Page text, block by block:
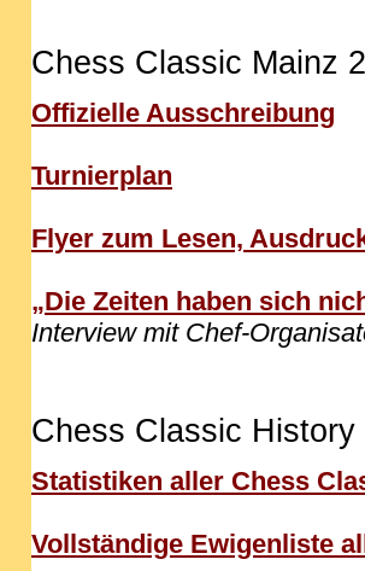
Chess Classic Mainz
Offizielle Ausschreibung
Turnierplan
Flyer zum Lesen,
„Die Zeiten haben sich
Interview mit Chef-
Chess Classic History
Statistiken aller Chess
Vollständige Ewigenliste